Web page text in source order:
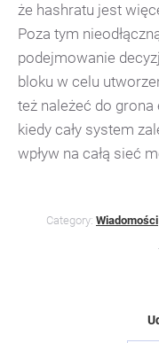
że hashratu jest
Poza tym
podejmowanie
bloku w celu
też należeć do
kiedy cały system
wpływ na całą sieć
Category: Wiadomości